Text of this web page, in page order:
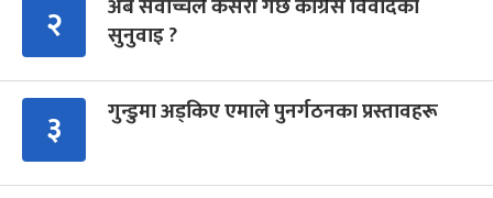
२
अब सर्वोच्चले कसरी गर्छ कांग्रेस विवादको
सुनुवाइ ?
३ गुन्डुमा अड्किए एमाले पुनर्गठनका प्रस्तावहरू